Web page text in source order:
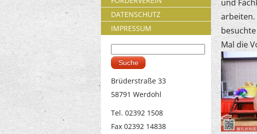
und
arbeiten.
Mal die
DATENSCHUTZ
IMPRESSUM
Suchformular
Brüderstraße 33
58791 Werdohl
Tel. 02392 1508
Fax 02392 14838